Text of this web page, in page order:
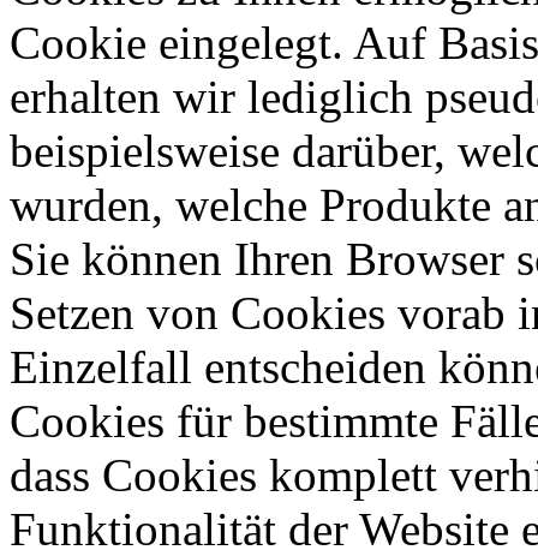
Cookie eingelegt. Auf
erhalten wir lediglich
beispielsweise darüber,
wurden, welche Produkte
Sie können Ihren Browser
Setzen von Cookies vorab
Einzelfall entscheiden
Cookies für bestimmte
dass Cookies komplett
Funktionalität der Website